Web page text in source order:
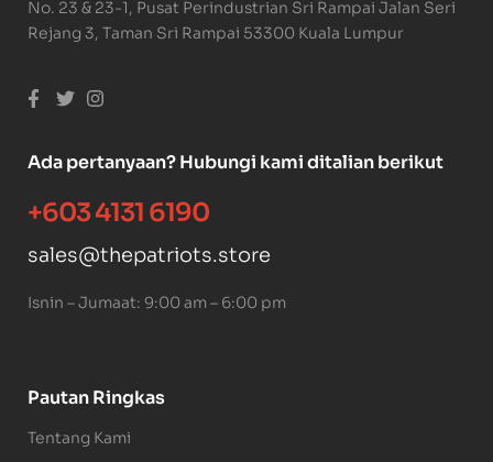
No. 23 & 23-1, Pusat Perindustrian Sri Rampai Jalan Seri
Rejang 3, Taman Sri Rampai 53300 Kuala Lumpur
Ada pertanyaan? Hubungi kami ditalian berikut
+603 4131 6190
sales@thepatriots.store
Isnin – Jumaat: 9:00 am – 6:00 pm
Pautan Ringkas
Tentang Kami